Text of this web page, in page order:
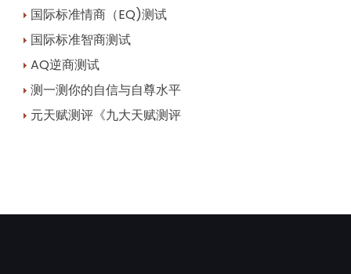
国际标准情商（EQ)测试
国际标准智商测试
AQ逆商测试
测一测你的自信与自尊水平
元天赋测评《九大天赋测评